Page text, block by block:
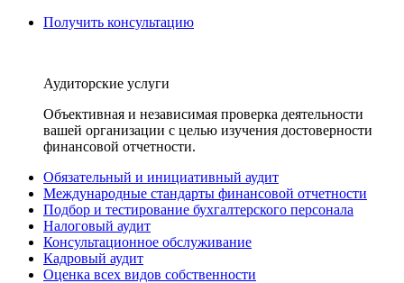
Получить консультацию
Аудиторские услуги
Объективная и независимая проверка деятельности
вашей организации с целью изучения достоверности
финансовой отчетности.
Обязательный и инициативный аудит
Международные стандарты финансовой отчетности
Подбор и тестирование бухгалтерского персонала
Налоговый аудит
Консультационное обслуживание
Кадровый аудит
Оценка всех видов собственности